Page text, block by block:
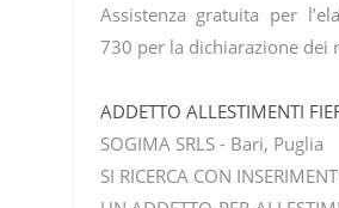
Assistenza gratuita per
730 per la dichiarazione dei
ADDETTO ALLESTIMENTI
SOGIMA SRLS - Bari, Puglia
SI RICERCA CON